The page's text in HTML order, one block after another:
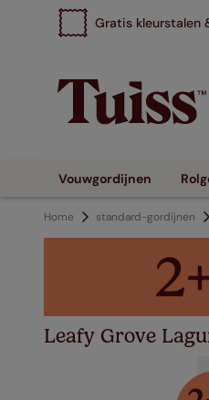
Gratis kleurstalen
Vouwgordijnen
Home standard-gordijnen
Leafy Grove